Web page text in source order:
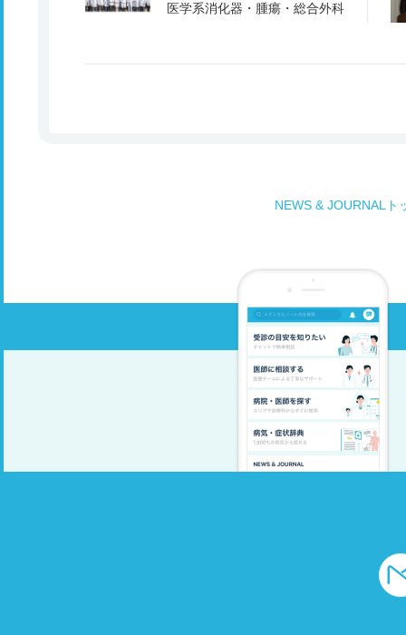
医学系消化器・腫瘍・総合外科
NEWS & JOURNALト